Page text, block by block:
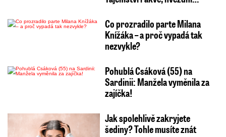
Co prozradilo parte Milana
Knížáka – a proč vypadá tak
nezvykle?
Pohublá Csáková (55) na
Sardinii: Manžela vyměnila za
zajíčka!
Jak spolehlivě zakryjete
šediny? Tohle musíte znát